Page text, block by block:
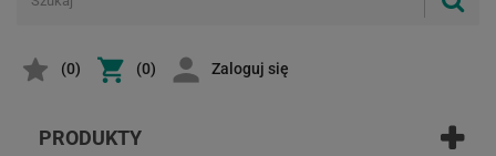
(0) (0) Zaloguj się
PRODUKTY